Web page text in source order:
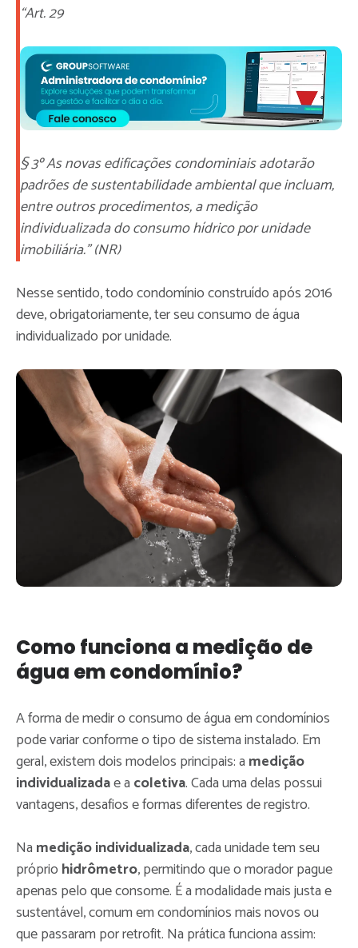
“Art. 29
§ 3º As novas edificações condominiais adotarão
padrões de sustentabilidade ambiental que incluam,
entre outros procedimentos, a medição
individualizada do consumo hídrico por unidade
imobiliária.” (NR)
Nesse sentido, todo condomínio construído após 2016
deve, obrigatoriamente, ter seu consumo de água
individualizado por unidade.
Como funciona a medição de
água em condomínio?
A forma de medir o consumo de água em condomínios
pode variar conforme o tipo de sistema instalado. Em
geral, existem dois modelos principais: a medição
individualizadae a coletiva. Cada uma delas possui
vantagens, desafios e formas diferentes de registro.
Na medição individualizada, cada unidade tem seu
próprio hidrômetro, permitindo que o morador pague
apenas pelo que consome. É a modalidade mais justa e
sustentável, comum em condomínios mais novos ou
que passaram por retrofit. Na prática funciona assim: